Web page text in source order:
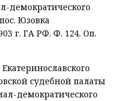
демократического
Юзовка
г. ГА РФ. Ф. 124. Оп.
судебной палаты
демократического